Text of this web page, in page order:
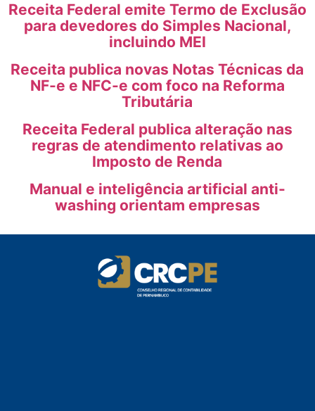
Receita Federal emite Termo de Exclusão
para devedores do Simples Nacional,
incluindo MEI
Receita publica novas Notas Técnicas da
NF-e e NFC-e com foco na Reforma
Tributária
Receita Federal publica alteração nas
regras de atendimento relativas ao
Imposto de Renda
Manual e inteligência artificial anti-
washing orientam empresas